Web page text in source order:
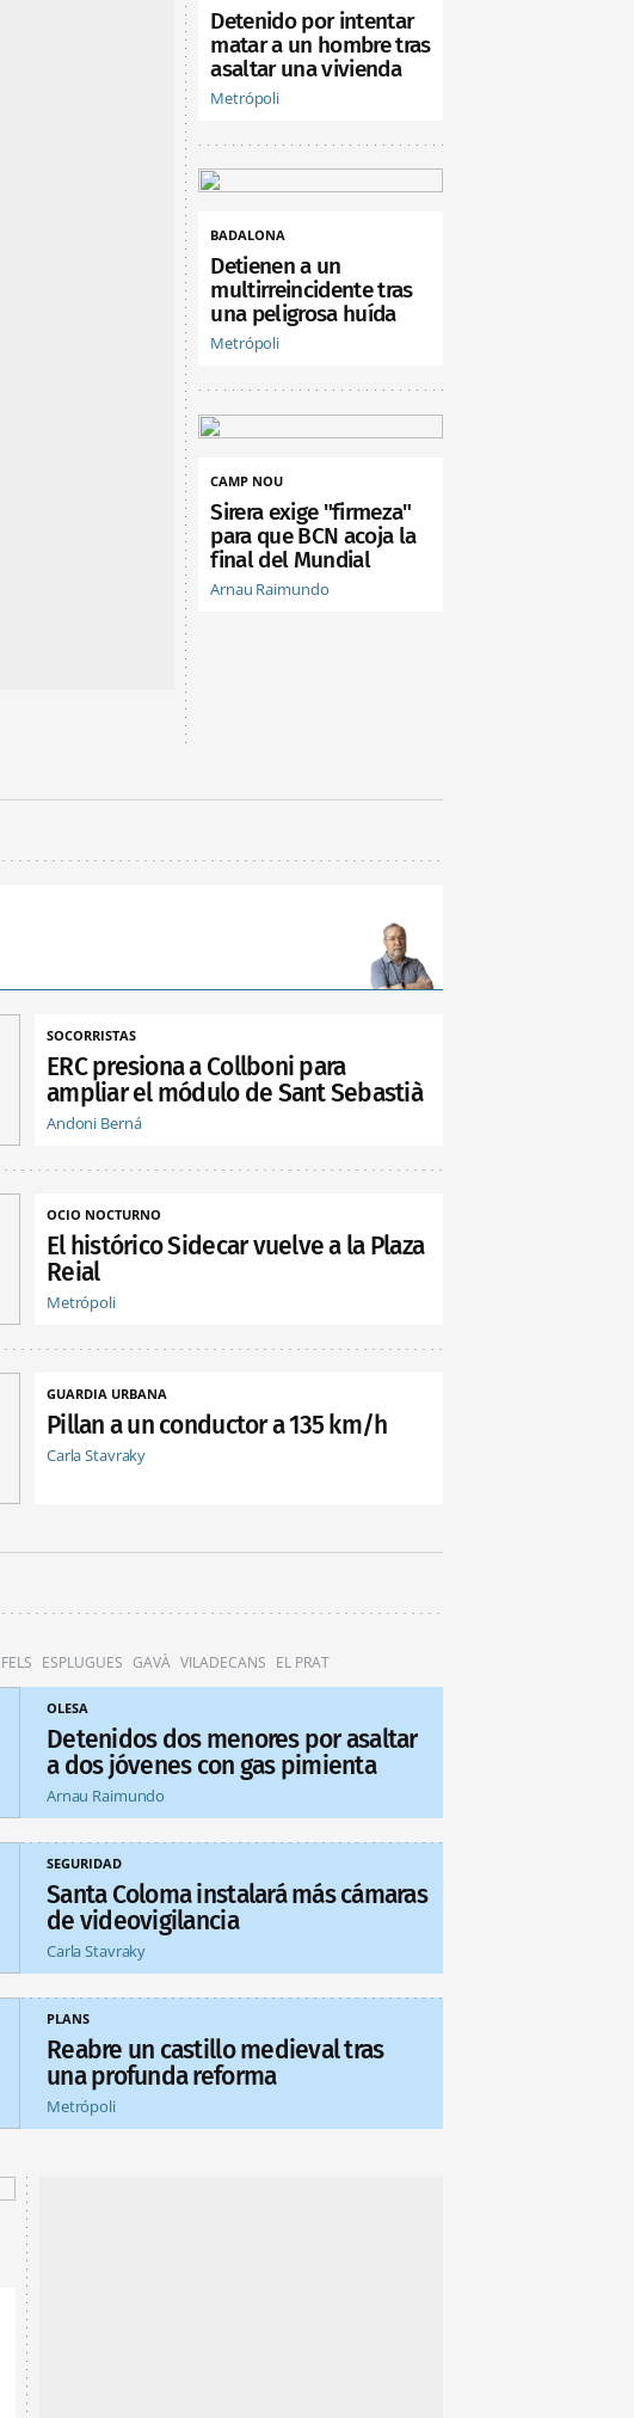
Detenido por intentar
matar a un hombre tras
asaltar una vivienda
Metrópoli
BADALONA
Detienen a un
multirreincidente tras
una peligrosa huída
Metrópoli
CAMP NOU
Sirera exige "firmeza"
para que BCN acoja la
final del Mundial
Arnau Raimundo
SOCORRISTAS
ERC presiona a Collboni para
ampliar el módulo de Sant Sebastià
Andoni Berná
OCIO NOCTURNO
El histórico Sidecar vuelve a la Plaza
Reial
Metrópoli
GUARDIA URBANA
Pillan a un conductor a 135 km/h
Carla Stavraky
ESPLUGUES GAVÀ VILADECANS EL PRAT
OLESA
Detenidos dos menores por asaltar
a dos jóvenes con gas pimienta
Arnau Raimundo
SEGURIDAD
Santa Coloma instalará más cámaras
de videovigilancia
Carla Stavraky
PLANS
Reabre un castillo medieval tras
una profunda reforma
Metrópoli